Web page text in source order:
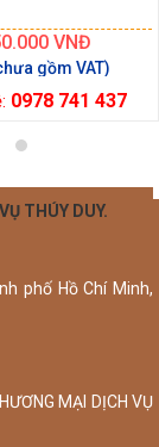
VNĐ
0978 741 437
THÚY DUY.
phố Hồ Chí Minh,
MẠI DỊCH VỤ